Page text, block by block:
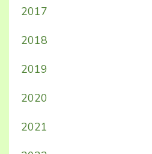
2017
2018
2019
2020
2021